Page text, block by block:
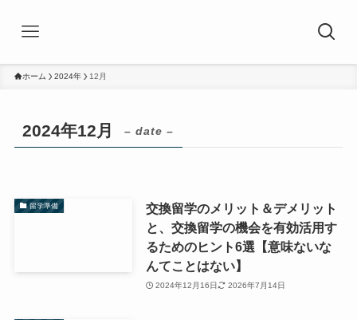
ホーム 2024年 12月
2024年12月 – date –
留学準備
交換留学のメリット＆デメリット
と、交換留学の機会を有効活用す
るためのヒント6選【意味ないな
んてことはない】
2024年12月16日 2026年7月14日